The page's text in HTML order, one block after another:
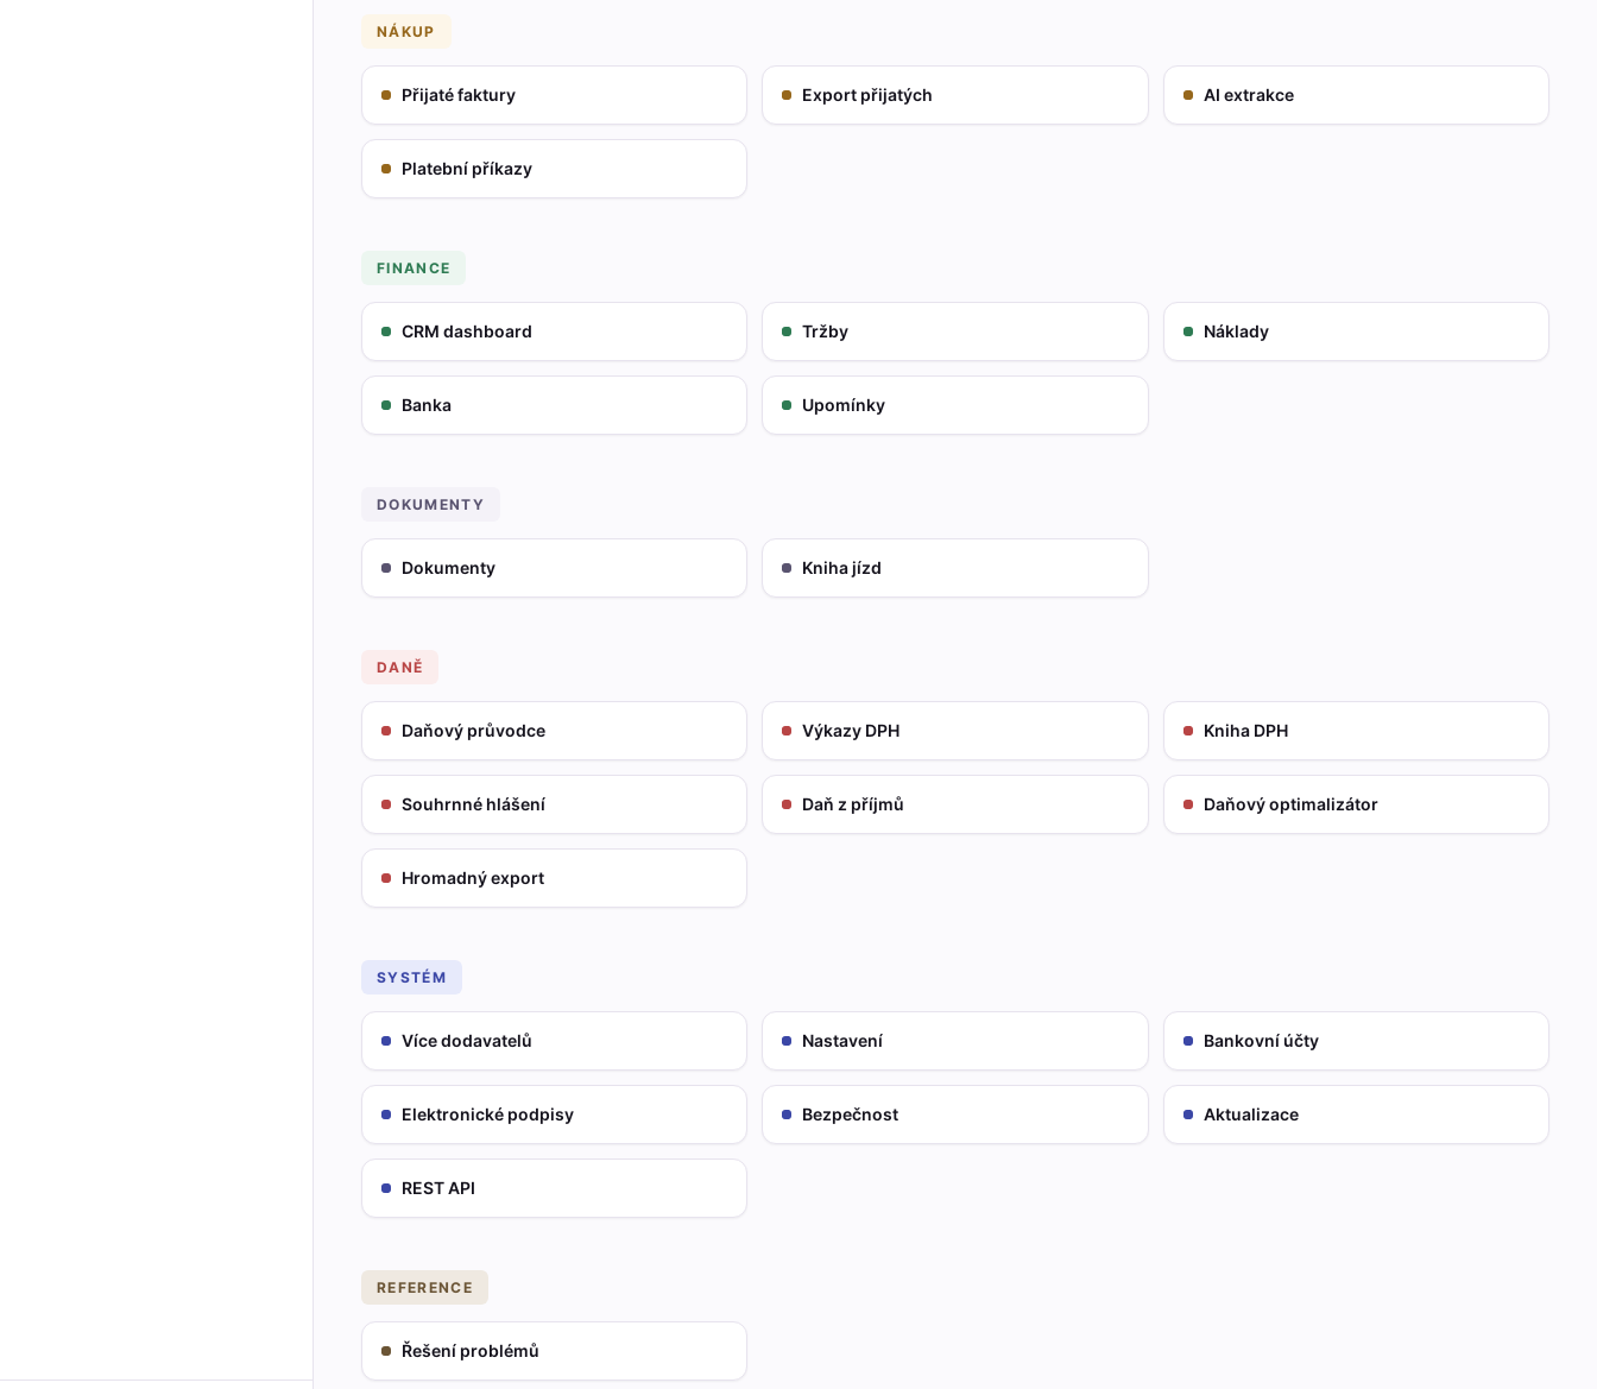
NÁKUP
Přijaté faktury Export přijatých AI extrakce
Platební příkazy
FINANCE
CRM dashboard Tržby Náklady
Banka Upomínky
DOKUMENTY
Dokumenty Kniha jízd
DANĚ
Daňový průvodce Výkazy DPH Kniha DPH
Souhrnné hlášení Daň z příjmů Daňový optimalizátor
Hromadný export
SYSTÉM
Více dodavatelů Nastavení Bankovní účty
Elektronické podpisy Bezpečnost Aktualizace
REST API
REFERENCE
Řešení problémů